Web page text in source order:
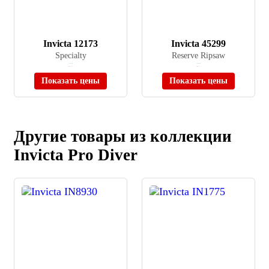
Invicta 12173
Specialty
Показать цены
Invicta 45299
Reserve Ripsaw
Показать цены
Другие товары из коллекции
Invicta Pro Diver